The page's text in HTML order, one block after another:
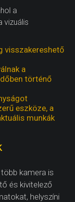
a
vizuális
visszakereshető
a
történő
eszköze, a
munkák
kamera is
és kivitelező
helyszíni